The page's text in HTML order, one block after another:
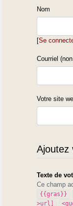
Nom
[Se
Courriel
Votre site
Ajoutez
Texte de
Ce champ
{{gras}}
>url]